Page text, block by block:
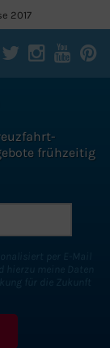
2017
frühzeitig